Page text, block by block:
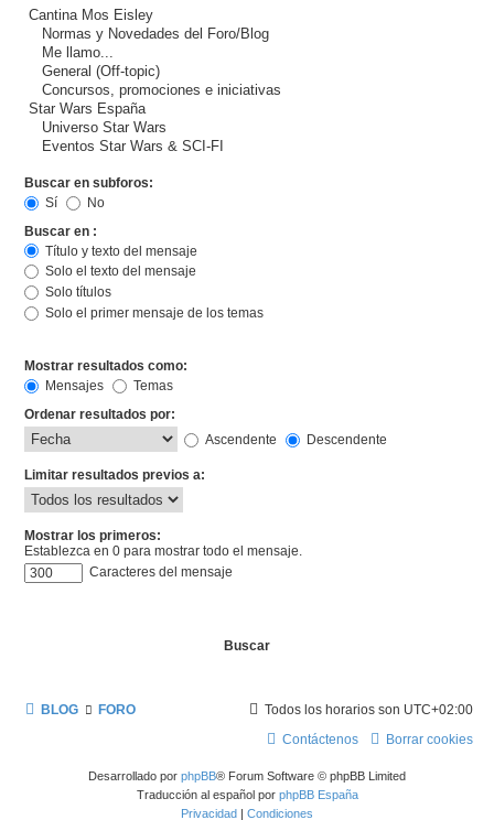
Buscar en subforos:
Sí
No
Buscar en :
Título y texto del mensaje
Solo el texto del mensaje
Solo títulos
Solo el primer mensaje de los temas
Mostrar resultados como:
Mensajes
Temas
Ordenar resultados por:
Ascendente
Descendente
Limitar resultados previos a:
Mostrar los primeros:
Establezca en 0 para mostrar todo el mensaje.
Caracteres del mensaje
BLOG FORO Todos los horarios son UTC+02:00
Borrar cookies
Contáctenos
Desarrollado por phpBB® Forum Software © phpBB Limited
Traducción al español por phpBB España
Privacidad | Condiciones